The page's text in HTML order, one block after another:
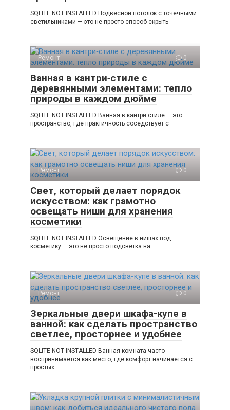
SQLITE NOT INSTALLED Подвесной потолок с точечными
светильниками — это не просто способ скрыть
Ремонт 0
Ванная в кантри‑стиле с
деревянными элементами: тепло
природы в каждом дюйме
SQLITE NOT INSTALLED Ванная в кантри стиле — это
пространство, где практичность соседствует с
Ремонт 0
Свет, который делает порядок
искусством: как грамотно
освещать ниши для хранения
косметики
SQLITE NOT INSTALLED Освещение в нишах под
косметику — это не просто подсветка на
Ремонт 0
Зеркальные двери шкафа-купе в
ванной: как сделать пространство
светлее, просторнее и удобнее
SQLITE NOT INSTALLED Ванная комната часто
воспринимается как место, где комфорт начинается с
простых